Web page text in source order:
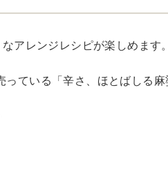
アレンジレシピが楽しめます
ている「辛さ、ほとばしる